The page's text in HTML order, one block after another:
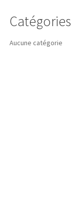
Catégories
Aucune catégorie